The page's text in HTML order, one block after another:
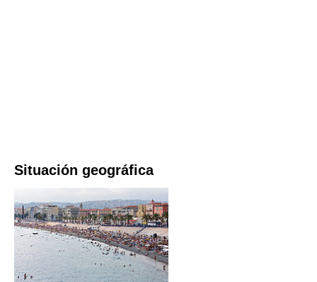
Situación geográfica